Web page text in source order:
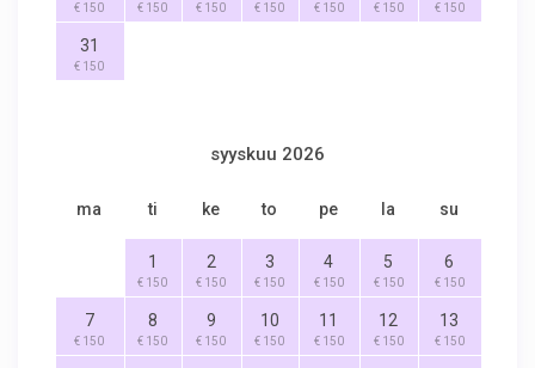
€ 150 € 150 € 150 € 150 € 150 € 150 € 150
31
€ 150
syyskuu 2026
ma ti ke to pe la su
1
€ 150
2
€ 150
3
€ 150
4
€ 150
5
€ 150
6
€ 150
7
€ 150
8
€ 150
9
€ 150
10
€ 150
11
€ 150
12
€ 150
13
€ 150